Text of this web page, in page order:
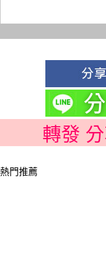
轉發
熱門推薦